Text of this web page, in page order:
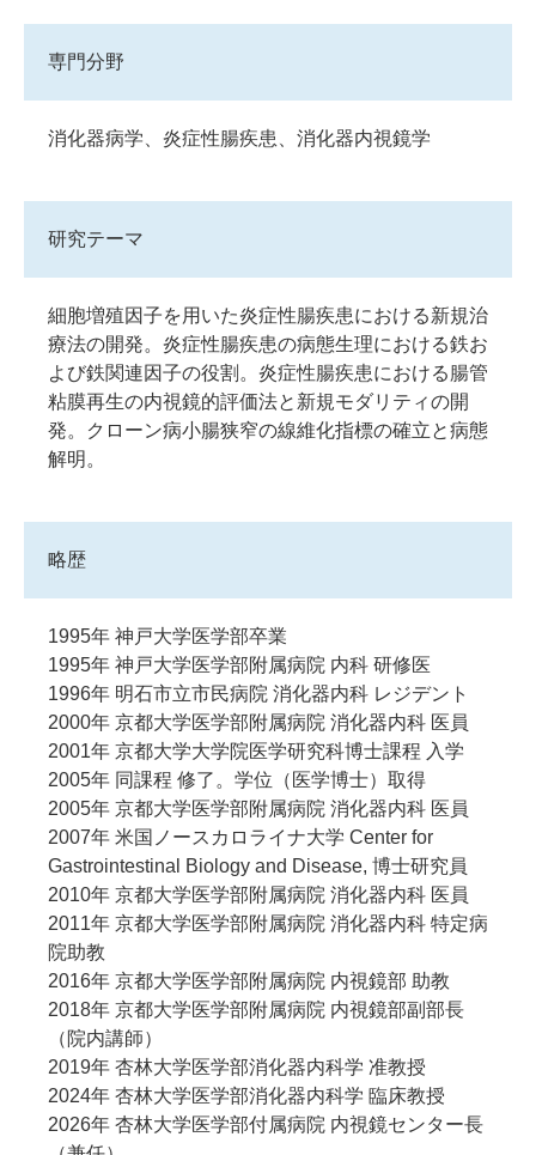
専門分野
消化器病学、炎症性腸疾患、消化器内視鏡学
研究テーマ
細胞増殖因子を用いた炎症性腸疾患における新規治
療法の開発。炎症性腸疾患の病態生理における鉄お
よび鉄関連因子の役割。炎症性腸疾患における腸管
粘膜再生の内視鏡的評価法と新規モダリティの開
発。クローン病小腸狭窄の線維化指標の確立と病態
解明。
略歴
1995年 神戸大学医学部卒業
1995年 神戸大学医学部附属病院 内科 研修医
1996年 明石市立市民病院 消化器内科 レジデント
2000年 京都大学医学部附属病院 消化器内科 医員
2001年 京都大学大学院医学研究科博士課程 入学
2005年 同課程 修了。学位（医学博士）取得
2005年 京都大学医学部附属病院 消化器内科 医員
2007年 米国ノースカロライナ大学 Center for
Gastrointestinal Biology and Disease, 博士研究員
2010年 京都大学医学部附属病院 消化器内科 医員
2011年 京都大学医学部附属病院 消化器内科 特定病
院助教
2016年 京都大学医学部附属病院 内視鏡部 助教
2018年 京都大学医学部附属病院 内視鏡部副部長
（院内講師）
2019年 杏林大学医学部消化器内科学 准教授
2024年 杏林大学医学部消化器内科学 臨床教授
2026年 杏林大学医学部付属病院 内視鏡センター長